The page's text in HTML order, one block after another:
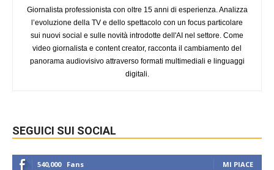
Giornalista professionista con oltre 15 anni di esperienza. Analizza
l’evoluzione della TV e dello spettacolo con un focus particolare
sui nuovi social e sulle novità introdotte dell'AI nel settore. Come
video giornalista e content creator, racconta il cambiamento del
panorama audiovisivo attraverso formati multimediali e linguaggi
digitali.
SEGUICI SUI SOCIAL
540,000 Fans MI PIACE